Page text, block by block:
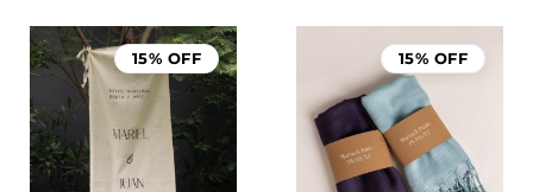
15% OFF
Rango
de
precios:
desde
$999.00
hasta
15% OFF